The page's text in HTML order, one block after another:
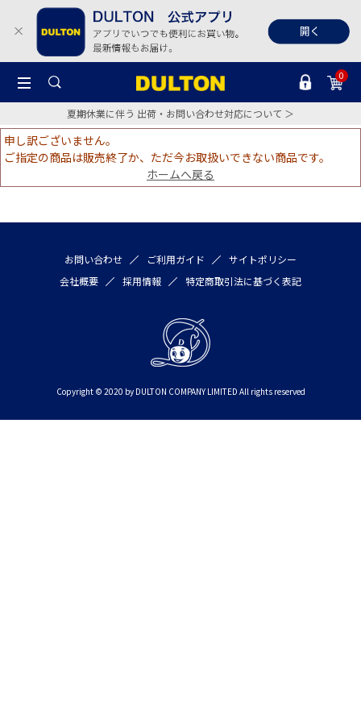
0
夏期休業に伴う 出荷・お問い合わせ対応について ＞
申し訳ございません。
ご指定の商品は販売終了か、ただ今お取扱いできない商品です。
ホームへ戻る
お問い合わせ ご利用ガイド
サイトポリシー
会社概要
採用情報 特定商取引法に基づく表記
Copyright © 2020 by DULTON COMPANY LIMITED All rights reserved